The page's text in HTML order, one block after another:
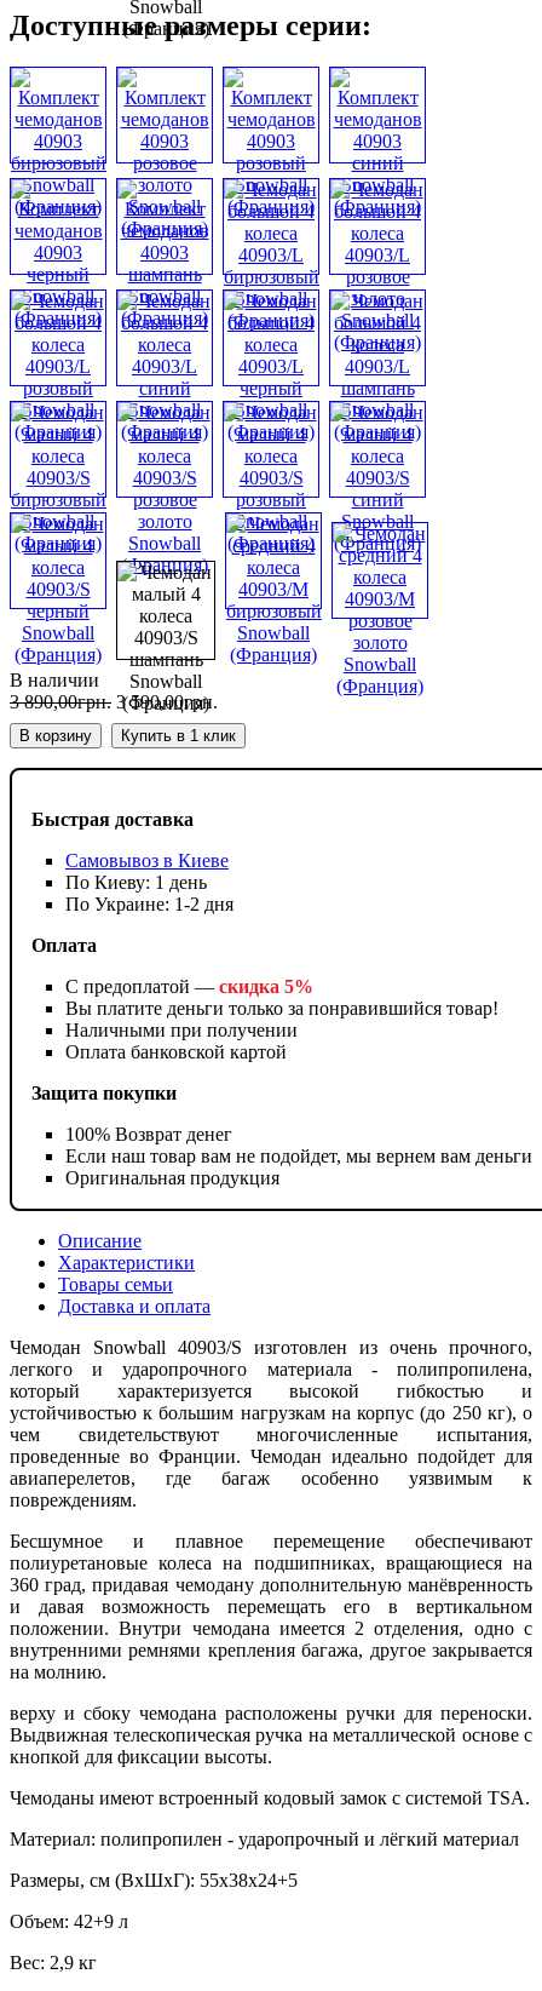
Быстрая доставка
Самовывоз в Киеве
По Киеву: 1 день
По Украине: 1-2 дня
Оплата
С предоплатой — скидка 5%
Вы платите деньги только за понравившийся товар!
Наличными при получении
Оплата банковской картой
Защита покупки
100% Возврат денег
Если наш товар вам не подойдет, мы вернем вам деньги
Оригинальная продукция
Доступные размеры серии:
В наличии
3 890,00грн. 3 590,00грн.
В корзину Купить в 1 клик
Описание
Характеристики
Товары семьи
Доставка и оплата
Чемодан Snowball 40903/S изготовлен из очень прочного,
легкого и ударопрочного материала - полипропилена,
который характеризуется высокой гибкостью и
устойчивостью к большим нагрузкам на корпус (до 250 кг), о
чем свидетельствуют многочисленные испытания,
проведенные во Франции. Чемодан идеально подойдет для
авиаперелетов, где багаж особенно уязвимым к
повреждениям.
Бесшумное и плавное перемещение обеспечивают
полиуретановые колеса на подшипниках, вращающиеся на
360 град, придавая чемодану дополнительную манёвренность
и давая возможность перемещать его в вертикальном
положении. Внутри чемодана имеется 2 отделения, одно с
внутренними ремнями крепления багажа, другое закрывается
на молнию.
верху и сбоку чемодана расположены ручки для переноски.
Выдвижная телескопическая ручка на металлической основе с
кнопкой для фиксации высоты.
Чемоданы имеют встроенный кодовый замок с системой TSA.
Материал: полипропилен - ударопрочный и лёгкий материал
Размеры, см (ВхШхГ): 55х38х24+5
Объем: 42+9 л
Вес: 2,9 кг